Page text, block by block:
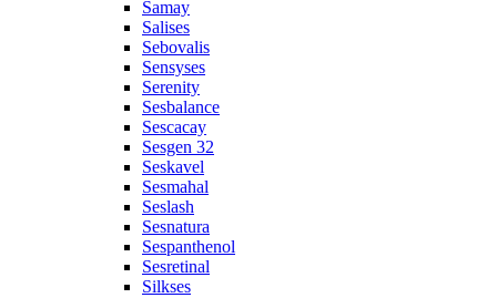
Samay
Salises
Sebovalis
Sensyses
Serenity
Sesbalance
Sescacay
Sesgen 32
Seskavel
Sesmahal
Seslash
Sesnatura
Sespanthenol
Sesretinal
Silkses